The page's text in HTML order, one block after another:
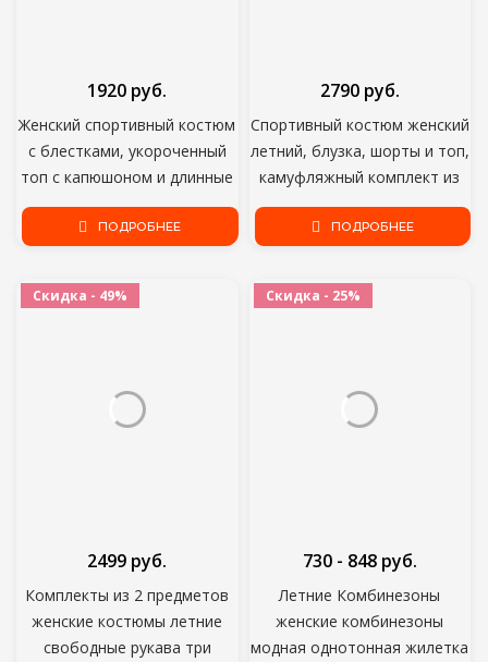
Женский спортивный костюм
с блестками, укороченный
топ с капюшоном и длинные
брюки в стиле пэчворк,
повседневный комплект из 2
одежда D25
1920 руб.
ПОДРОБНЕЕ
Спортивный костюм женский
летний, блузка, шорты и топ,
камуфляжный комплект из
двух предметов, размера
плюс sweat, оптовая
2790 руб.
ПОДРОБНЕЕ
Скидка - 49%
Комплекты из 2 предметов
женские костюмы летние
свободные рукава три
2499 руб.
Скидка - 25%
Летние Комбинезоны
женские комбинезоны
модная однотонная жилетка
730 - 848 руб.